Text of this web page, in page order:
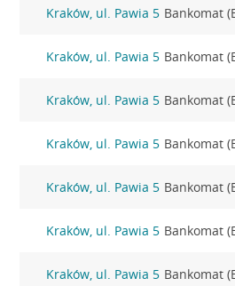
Kraków, ul. Pawia 5 Bankomat
Kraków, ul. Pawia 5 Bankomat
Kraków, ul. Pawia 5 Bankomat
Kraków, ul. Pawia 5 Bankomat
Kraków, ul. Pawia 5 Bankomat
Kraków, ul. Pawia 5 Bankomat
Kraków, ul. Pawia 5 Bankomat